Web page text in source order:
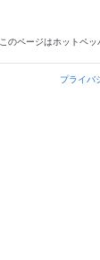
このページはホットペ
プライバ